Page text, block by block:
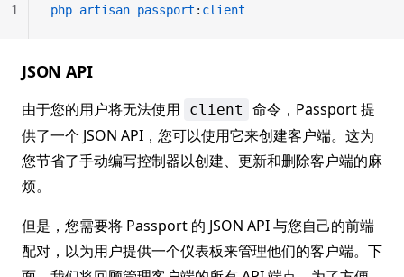
php artisan passport : client
1
JSON API
由于您的用户将无法使用 client
命令，Passport 提
供了一个 JSON API，您可以使用它来创建客户端。这为
您节省了手动编写控制器以创建、更新和删除客户端的麻
烦。
但是，您需要将 Passport 的 JSON API 与您自己的前端
配对，以为用户提供一个仪表板来管理他们的客户端。下